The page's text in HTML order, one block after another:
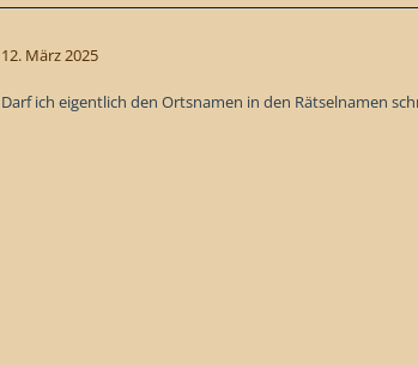
12. März 2025
Darf ich eigentlich den Ortsnamen in den Rätselnamen